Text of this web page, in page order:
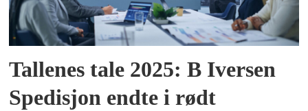
Tallenes tale 2025: B Iversen
Spedisjon endte i rødt